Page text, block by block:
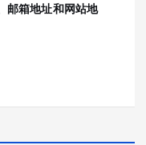
邮箱地址和网站地